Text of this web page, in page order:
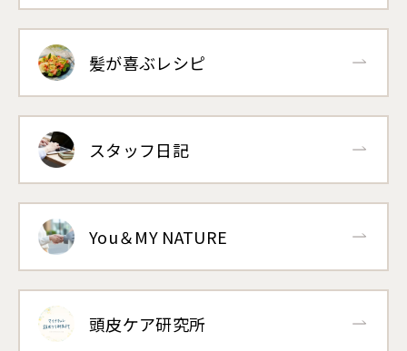
髪が喜ぶレシピ
スタッフ日記
You＆MY NATURE
頭皮ケア研究所